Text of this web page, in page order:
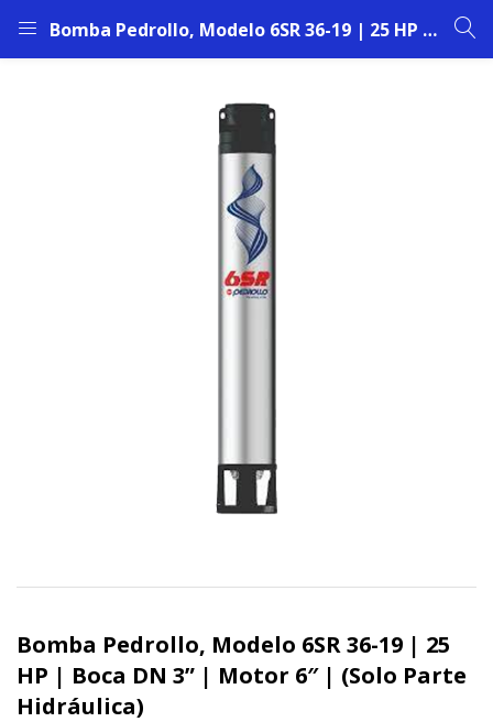
Bomba Pedrollo, Modelo 6SR 36-19 | 25 HP | Boca DN 3” | Motor 6″ | (Solo Parte Hidráulica)
Bomba Pedrollo, Modelo 6SR 36-19 | 25
HP | Boca DN 3” | Motor 6″ | (Solo Parte
Hidráulica)